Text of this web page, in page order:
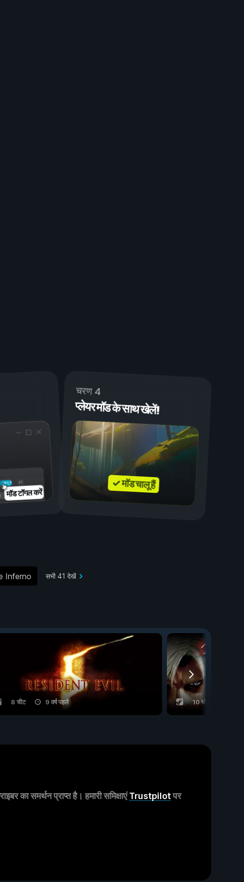
चालू है
मॉड टॉगल करें
चरण 4
प्लेयर मॉड के साथ खेलें!
✓ मॉड चालू हैं
Inferno सभी 41 देखें
8 चीट 9 वर्ष पहले 10 चीट
का समर्थन प्राप्त है। हमारी समिक्षाएंTrustpilotपर